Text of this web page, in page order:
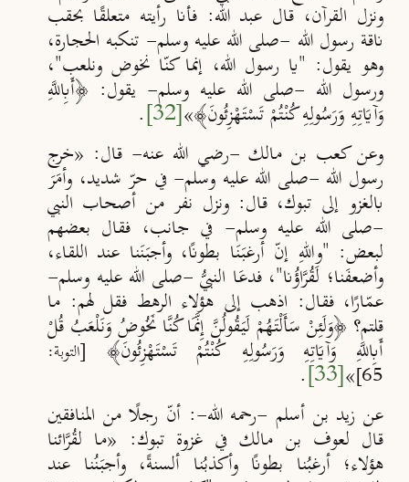
ونزل القرآن، قال عبد الله: فأنا رأيته متعلقًا بحقب
ناقة رسول الله -صلى الله عليه وسلم- تنكبه الحجارة،
وهو يقول: "يا رسول الله، إنما كنّا نخوض ونلعب"،
ورسول الله -صلى الله عليه وسلم- يقول: ﴿أَبِاللَّهِ
وَآيَاتِهِ وَرَسُولِهِ كُنْتُمْ تَسْتَهْزِئُونَ﴾»[32]
.
وعن كعب بن مالك -رضي الله عنه- قال: «خرج
رسول الله -صلى الله عليه وسلم- في حرّ شديد، وأمَرَ
بالغزو إلى تبوك، قال: ونزل نفر من أصحاب النبي
-صلى الله عليه وسلم- في جانب، فقال بعضهم
لبعض: "واللهِ إنّ أرغبَنَا بطونًا، وأجبَنَنا عند اللقاء،
وأضعفَنا؛ لَقُرَّاؤُنا"، فدعَا النبيُّ -صلى الله عليه وسلم-
عمّارًا، فقال: اذهب إلى هؤلاء الرهط فقل لهم: ما
قلتم؟ ﴿وَلَئِنْ سَأَلْتَهُمْ لَيَقُولُنَّ إِنَّمَا كُنَّا ‌نَخُوضُ وَنَلْعَبُ قُلْ
أَبِاللَّهِ وَآيَاتِهِ وَرَسُولِهِ كُنْتُمْ تَسْتَهْزِئُونَ﴾ [التوبة:
65]
»
[33]
.
عن زيد بن أسلم -رحمه الله-: أنّ رجلًا من المنافقين
قال لعوف بن مالك في غزوة تبوك: «ما لقُرَّائنا
هؤلاء؛ أرغبُنا بطونًا وأكذبُنا ألسنةً، وأجبَنُنا عند